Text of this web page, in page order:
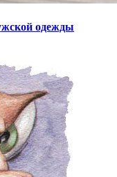
одежды